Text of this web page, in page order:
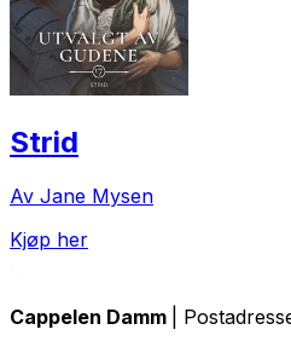
Strid
Av Jane Mysen
Kjøp her
Cappelen Damm |